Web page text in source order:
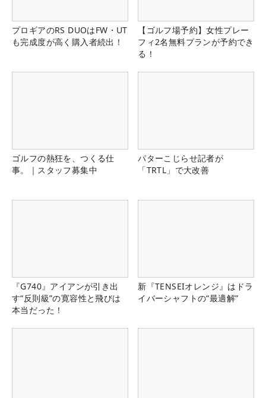
プロギアのRS DUOはFW・UT
も完成度が高く購入者続出！
【ゴルフ場予約】女性プレー
フィ2名無料プランが予約でき
る！
ゴルフの熱狂を、つくる仕
事。｜スタッフ募集中
パターこじらせ記者が
「TRTL」で大改善
『G740』アイアンが引き出
す“反則級”の寛容性と飛びは
本当だった！
新『TENSEIオレンジ』はドラ
イバーシャフトの“最適解”